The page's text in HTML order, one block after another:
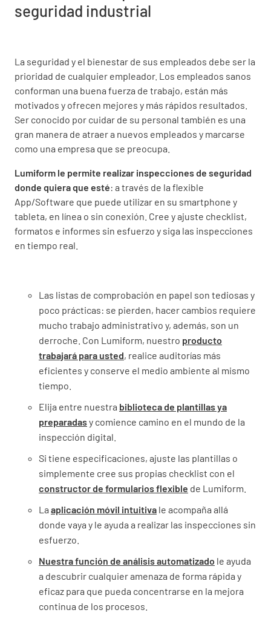
seguridad industrial
La seguridad y el bienestar de sus empleados debe ser la
prioridad de cualquier empleador. Los empleados sanos
conforman una buena fuerza de trabajo, están más
motivados y ofrecen mejores y más rápidos resultados.
Ser conocido por cuidar de su personal también es una
gran manera de atraer a nuevos empleados y marcarse
como una empresa que se preocupa.
Lumiform le permite realizar inspecciones de seguridad
donde quiera que esté: a través de la flexible
App/Software que puede utilizar en su smartphone y
tableta, en línea o sin conexión. Cree y ajuste checklist,
formatos e informes sin esfuerzo y siga las inspecciones
en tiempo real.
Las listas de comprobación en papel son tediosas y
poco prácticas: se pierden, hacer cambios requiere
mucho trabajo administrativo y, además, son un
derroche. Con Lumiform, nuestro producto
trabajará para usted, realice auditorías más
eficientes y conserve el medio ambiente al mismo
tiempo.
Elija entre nuestra biblioteca de plantillas ya
preparadasy comience camino en el mundo de la
inspección digital.
Si tiene especificaciones, ajuste las plantillas o
simplemente cree sus propias checklist con el
constructor de formularios flexible de Lumiform.
La aplicación móvil intuitiva le acompaña allá
donde vaya y le ayuda a realizar las inspecciones sin
esfuerzo.
Nuestra función de análisis automatizado le ayuda
a descubrir cualquier amenaza de forma rápida y
eficaz para que pueda concentrarse en la mejora
continua de los procesos.